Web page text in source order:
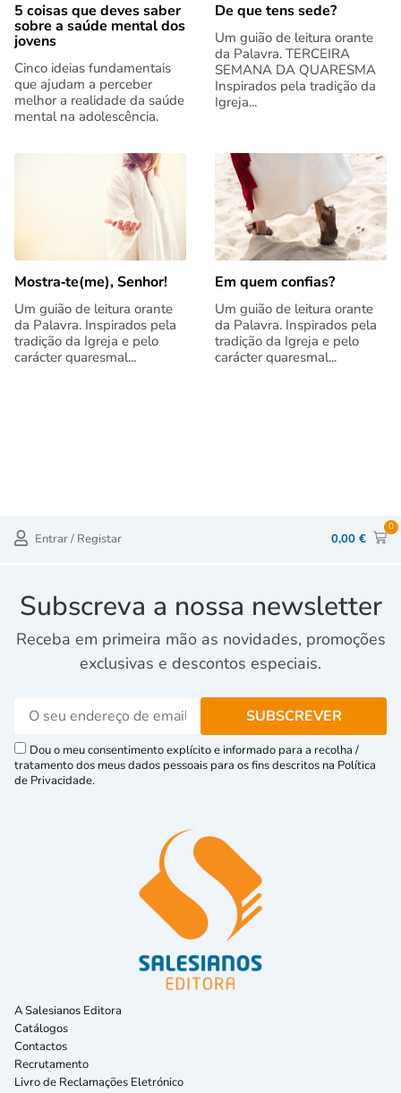
5 coisas que deves saber
sobre a saúde mental dos
jovens
Cinco ideias fundamentais
que ajudam a perceber
melhor a realidade da saúde
mental na adolescência.
De que tens sede?
Um guião de leitura orante
da Palavra. TERCEIRA
SEMANA DA QUARESMA
Inspirados pela tradição da
Igreja...
Mostra‑te(me), Senhor!
Um guião de leitura orante
da Palavra. Inspirados pela
tradição da Igreja e pelo
carácter quaresmal...
Em quem confias?
Um guião de leitura orante
da Palavra. Inspirados pela
tradição da Igreja e pelo
carácter quaresmal...
Entrar / Registar 0,00 €
0
Subscreva a nossa newsletter
Receba em primeira mão as novidades, promoções
exclusivas e descontos especiais.
Dou o meu consentimento explícito e informado para a recolha /
tratamento dos meus dados pessoais para os fins descritos na Política
de Privacidade.
A Salesianos Editora
Catálogos
Contactos
Recrutamento
Livro de Reclamações Eletrónico